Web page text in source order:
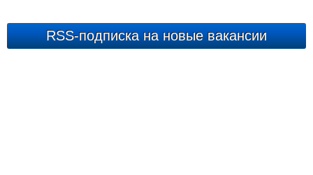
RSS-подписка на новые вакансии